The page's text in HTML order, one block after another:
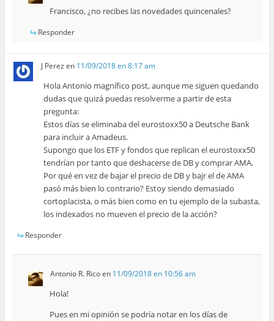
Francisco, ¿no recibes las novedades quincenales?
Responder
J Perez en 11/09/2018 en 8:17 am
Hola Antonio magnífico post, aunque me siguen quedando
dudas que quizá puedas resolverme a partir de esta
pregunta:
Estos días se eliminaba del eurostoxx50 a Deutsche Bank
para incluir a Amadeus.
Supongo que los ETF y fondos que replican el eurostoxx50
tendrían por tanto que deshacerse de DB y comprar AMA.
Por qué en vez de bajar el precio de DB y bajr el de AMA
pasó más bien lo contrario? Estoy siendo demasiado
cortoplacista, o más bien como en tu ejemplo de la subasta,
los indexados no mueven el precio de la acción?
Responder
Antonio R. Ricoen 11/09/2018 en 10:56 am
Hola!
Pues en mi opinión se podría notar en los días de